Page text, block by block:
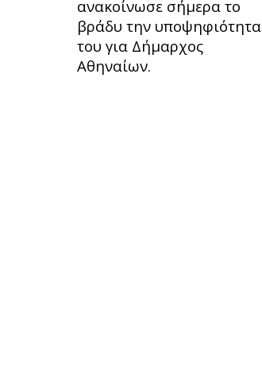
ανακοίνωσε σήμερα το
βράδυ την υποψηφιότητα
του για Δήμαρχος
Αθηναίων.